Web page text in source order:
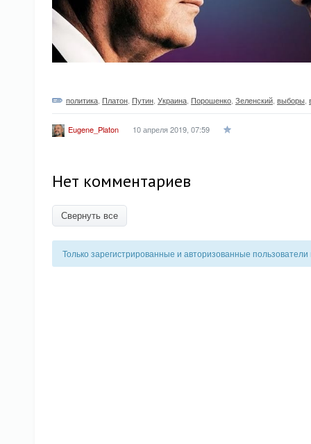
политика Платон Путин Украина Порошенко Зеленский выборы
Eugene_Platon 10 апреля 2019, 07:59
Нет комментариев
Свернуть все
Только зарегистрированные и авторизованные